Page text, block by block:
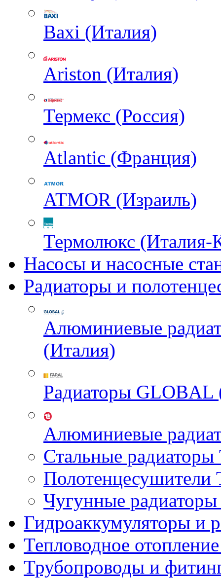
Baxi (Италия)
Ariston (Италия)
Термекс (Россия)
Atlantic (Франция)
ATMOR (Израиль)
Термолюкс (Италия-
Насосы и насосные
Радиаторы и
Алюминиевые
(Италия)
Радиаторы GLOBAL
Алюминиевые
Стальные
Чугунные
Гидроаккумуляторы и
Тепловодное
Трубопроводы и